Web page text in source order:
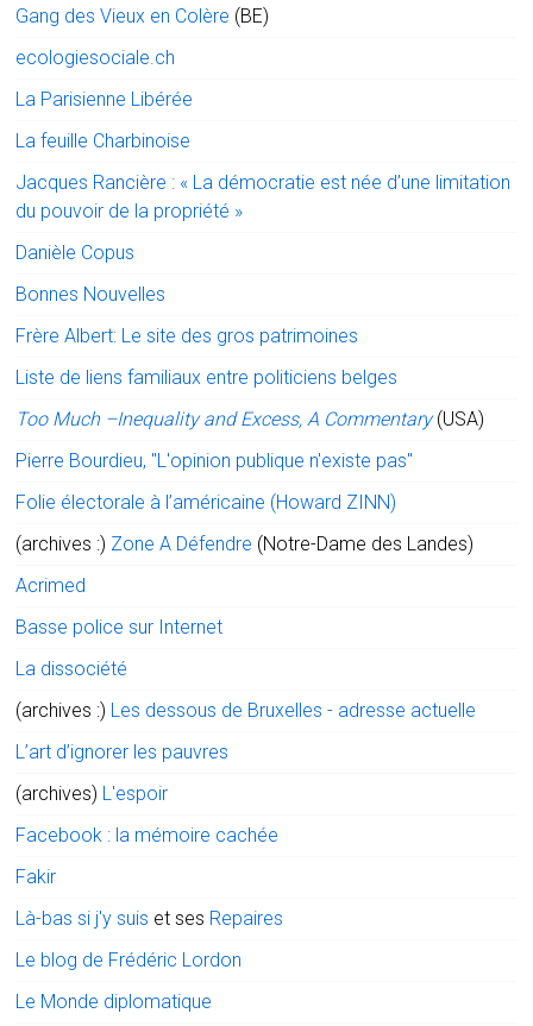
Gang des Vieux en Colère (BE)
ecologiesociale.ch
La Parisienne Libérée
La feuille Charbinoise
Jacques Rancière : « La démocratie est née d’une limitation
du pouvoir de la propriété »
Danièle Copus
Bonnes Nouvelles
Frère Albert: Le site des gros patrimoines
Liste de liens familiaux entre politiciens belges
Too Much –Inequality and Excess, A Commentary (USA)
Pierre Bourdieu, "L'opinion publique n'existe pas"
Folie électorale à l’américaine (Howard ZINN)
(archives :) Zone A Défendre (Notre-Dame des Landes)
Acrimed
Basse police sur Internet
La dissociété
(archives :) Les dessous de Bruxelles - adresse actuelle
L’art d’ignorer les pauvres
(archives) L'espoir
Facebook : la mémoire cachée
Fakir
Là-bas si j'y suis et ses Repaires
Le blog de Frédéric Lordon
Le Monde diplomatique